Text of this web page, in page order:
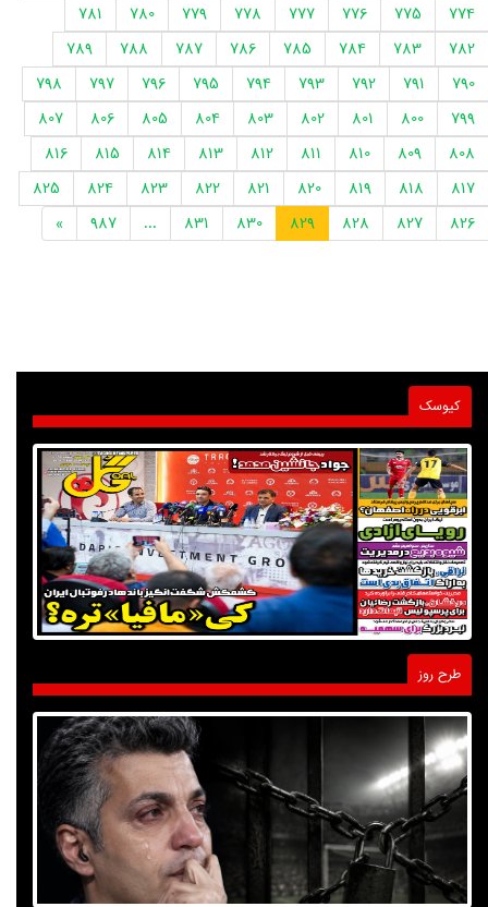
774
775
776
777
778
779
780
781
782
783
784
785
786
787
788
789
790
791
792
793
794
795
796
797
798
799
800
801
802
803
804
805
806
807
808
809
810
811
812
813
814
815
816
817
818
819
820
821
822
823
824
825
826
827
828
829
830
831
...
987
»
کیوسک
طرح روز